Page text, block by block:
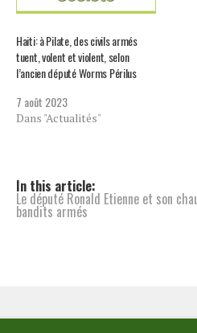
Haiti: à Pilate, des civils armés
tuent, volent et violent, selon
l’ancien député Worms Périlus
7 août 2023
Dans "Actualités"
In this article:
Le député Ronald Etienne et son
bandits armés